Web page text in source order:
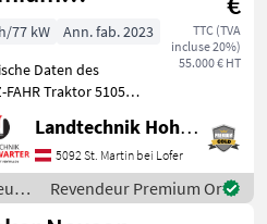
TTC (TVA
incluse 20%)
55.000 € HT
77 kW
Ann. fab. 2023
Daten des
FAHR Traktor 5105
>
105 PS > Modell:
(Stage V) >
schwenk- und
> Aerofit S
Landtechnik Hohenwarter GmbH
5092 St. Martin bei Lofer
Revendeur Premium Or